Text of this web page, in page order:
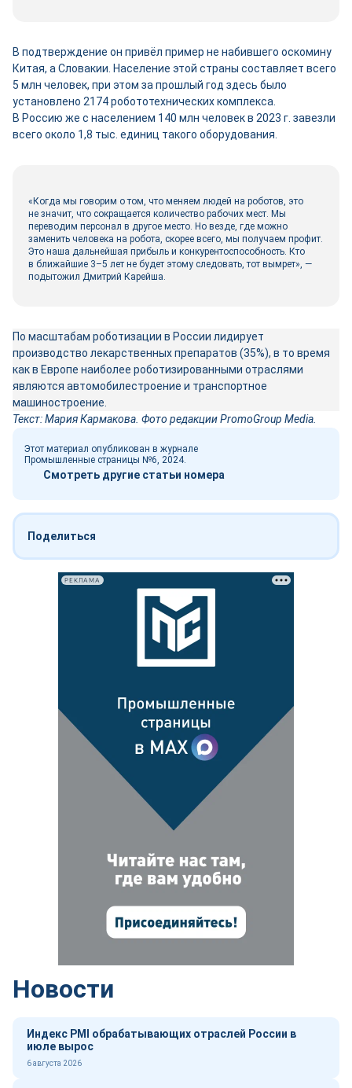
В подтверждение он привёл пример не набившего оскомину
Китая, а Словакии. Население этой страны составляет всего
5 млн человек, при этом за прошлый год здесь было
установлено 2174 робототехнических комплекса.
В Россию же с населением 140 млн человек в 2023 г. завезли
всего около 1,8 тыс. единиц такого оборудования.
«Когда мы говорим о том, что меняем людей на роботов, это
не значит, что сокращается количество рабочих мест. Мы
переводим персонал в другое место. Но везде, где можно
заменить человека на робота, скорее всего, мы получаем профит.
Это наша дальнейшая прибыль и конкурентоспособность. Кто
в ближайшие 3–5 лет не будет этому следовать, тот вымрет», —
подытожил Дмитрий Карейша.
По масштабам роботизации в России лидирует
производство лекарственных препаратов (35%), в то время
как в Европе наиболее роботизированными отраслями
являются автомобилестроение и транспортное
машиностроение.
Текст: Мария Кармакова. Фото редакции PromoGroup Media.
Этот материал опубликован в журнале
Промышленные страницы №6, 2024.
Смотреть другие статьи номера
Поделиться
РЕКЛАМА
Новости
Индекс PMI обрабатывающих отраслей России в
июле вырос
6 августа 2026